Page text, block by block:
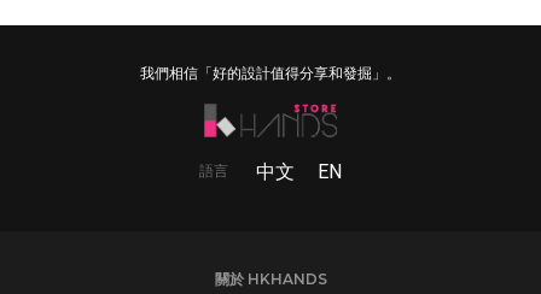
我們相信「好的設計值得分享和發掘」。
語言 中文 EN
關於 HKHANDS